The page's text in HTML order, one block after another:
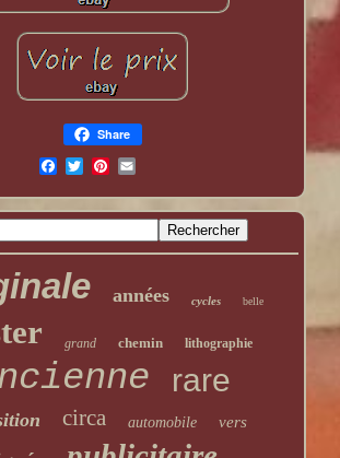
Share
années cycles belle
grand chemin lithographie
rare
circa automobile vers